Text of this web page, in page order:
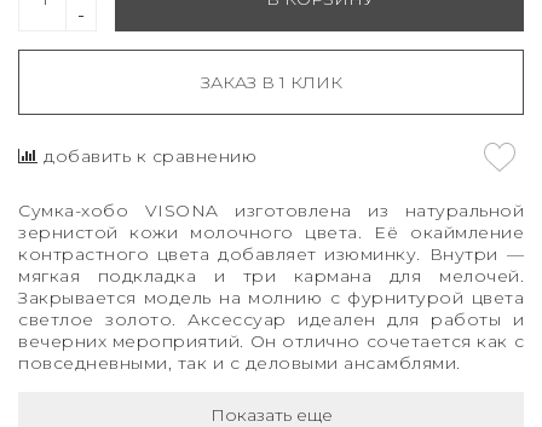
-
ЗАКАЗ В 1 КЛИК
добавить к сравнению
Сумка-хобо VISONA изготовлена из натуральной
зернистой кожи молочного цвета. Её окаймление
контрастного цвета добавляет изюминку. Внутри —
мягкая подкладка и три кармана для мелочей.
Закрывается модель на молнию с фурнитурой цвета
светлое золото. Аксессуар идеален для работы и
вечерних мероприятий. Он отлично сочетается как с
повседневными, так и с деловыми ансамблями.
Показать еще